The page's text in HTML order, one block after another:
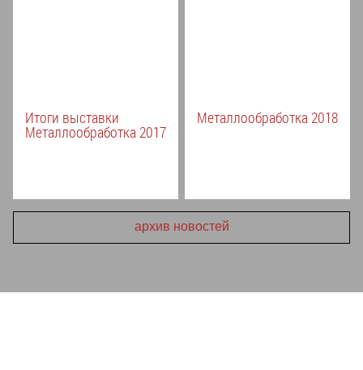
Итоги выставки
Металлообработка 2017
Металлообработка 2018
архив новостей